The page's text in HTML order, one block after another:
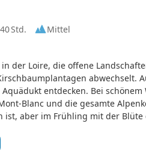
Std.
Mittel
der Loire, die offene
abwechselt.
entdecken. Bei
Blanc und die gesamte
ist, aber im Frühling mit der